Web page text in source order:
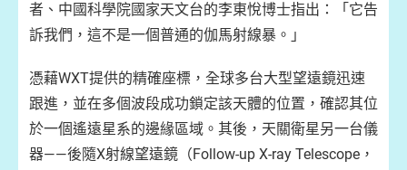
者、中國科學院國家天文台的李東悅博士指出：「它告
訴我們，這不是一個普通的伽馬射線暴。」
憑藉WXT提供的精確座標，全球多台大型望遠鏡迅速
跟進，並在多個波段成功鎖定該天體的位置，確認其位
於一個遙遠星系的邊緣區域。其後，天關衛星另一台儀
器——後隨X射線望遠鏡（Follow-up X-ray Telescope，